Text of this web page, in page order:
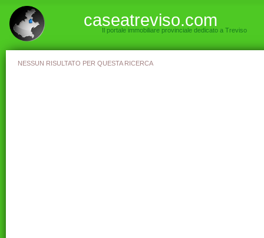
caseatreviso.com
Il portale immobiliare provinciale dedicato a Treviso
NESSUN RISULTATO PER QUESTA RICERCA